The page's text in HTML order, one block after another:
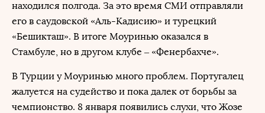
находился полгода. За это время СМИ отправляли
его в саудовской «Аль-Кадисию» и турецкий
«Бешикташ». В итоге Моуринью оказался в
Стамбуле, но в другом клубе – «Фенербахче».
В Турции у Моуринью много проблем. Португалец
жалуется на судейство и пока далек от борьбы за
чемпионство. 8 января появились слухи, что Жозе